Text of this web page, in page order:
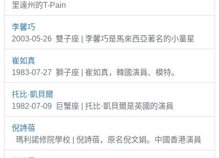
里達州的T-Pain
李馨巧
2003-05-26 雙子座 | 李馨巧是馬來西亞著名的小童星
崔如真
1983-07-27 獅子座 | 崔如真，韓國演員、模特。
托比·凱貝爾
1982-07-09 巨蟹座 | 托比·凱貝爾是英國的演員
倪詩蓓
瑪利諾修院學校 | 倪詩蓓，原名倪文娟。中國香港演員